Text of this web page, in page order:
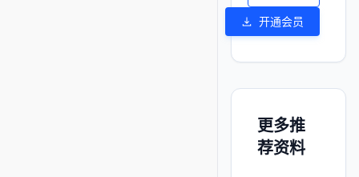
开通会员
更多推
荐资料